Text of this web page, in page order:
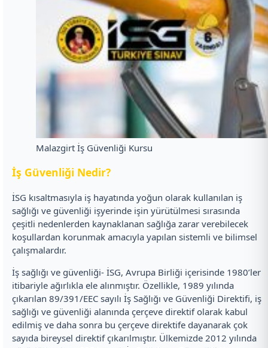
Malazgirt İş Güvenliği Kursu
İş Güvenliği Nedir?
İSG kısaltmasıyla iş hayatında yoğun olarak kullanılan iş
sağlığı ve güvenliği işyerinde işin yürütülmesi sırasında
çeşitli nedenlerden kaynaklanan sağlığa zarar verebilecek
koşullardan korunmak amacıyla yapılan sistemli ve bilimsel
çalışmalardır.
İş sağlığı ve güvenliği- İSG, Avrupa Birliği içerisinde 1980’ler
itibariyle ağırlıkla ele alınmıştır. Özellikle, 1989 yılında
çıkarılan 89/391/EEC sayılı İş Sağlığı ve Güvenliği Direktifi, iş
sağlığı ve güvenliği alanında çerçeve direktif olarak kabul
edilmiş ve daha sonra bu çerçeve direktife dayanarak çok
sayıda bireysel direktif çıkarılmıştır. Ülkemizde 2012 yılında